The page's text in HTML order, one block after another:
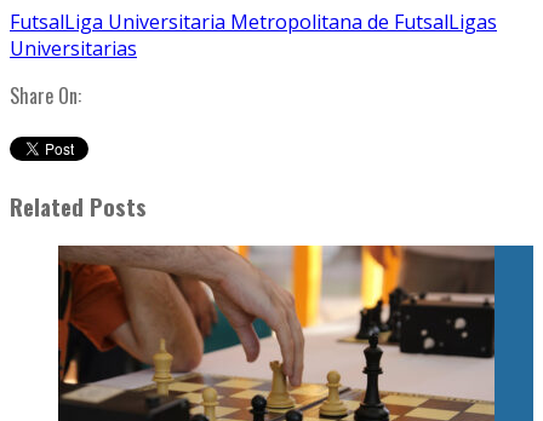
FutsalLiga Universitaria Metropolitana de FutsalLigas
Universitarias
Share On:
Related Posts